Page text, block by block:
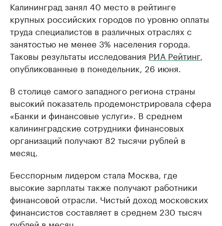
Калининград занял 40 место в рейтинге
крупных российских городов по уровню оплаты
труда специалистов в различных отраслях с
занятостью не менее 3% населения города.
Таковы результаты исследования РИА Рейтинг
опубликованные в понедельник, 26 июня.
В столице самого западного региона страны
высокий показатель продемонстрировала сфера
«Банки и финансовые услуги». В среднем
калининградские сотрудники финансовых
организаций получают 82 тысячи рублей в
месяц.
Бесспорным лидером стала Москва, где
высокие зарплаты также получают работники
финансовой отрасли. Чистый доход московских
финансистов составляет в среднем 230 тысяч